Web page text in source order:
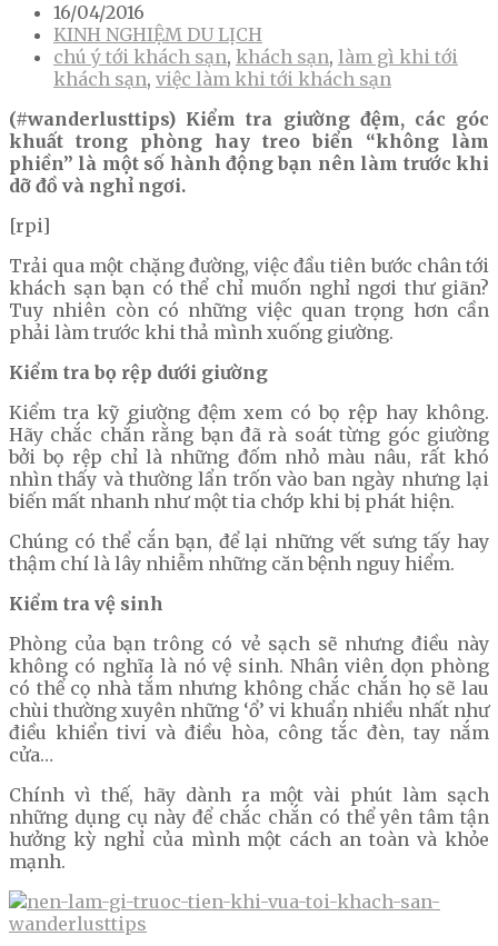
16/04/2016
KINH NGHIỆM DU LỊCH
chú ý tới khách sạn, khách sạn, làm gì khi tới
khách sạn, việc làm khi tới khách sạn
(#wanderlusttips) Kiểm tra giường đệm, các góc
khuất trong phòng hay treo biển “không làm
phiền” là một số hành động bạn nên làm trước khi
dỡ đồ và nghỉ ngơi.
[rpi]
Trải qua một chặng đường, việc đầu tiên bước chân tới
khách sạn bạn có thể chỉ muốn nghỉ ngơi thư giãn?
Tuy nhiên còn có những việc quan trọng hơn cần
phải làm trước khi thả mình xuống giường.
Kiểm tra bọ rệp dưới giường
Kiểm tra kỹ giường đệm xem có bọ rệp hay không.
Hãy chắc chắn rằng bạn đã rà soát từng góc giường
bởi bọ rệp chỉ là những đốm nhỏ màu nâu, rất khó
nhìn thấy và thường lẩn trốn vào ban ngày nhưng lại
biến mất nhanh như một tia chớp khi bị phát hiện.
Chúng có thể cắn bạn, để lại những vết sưng tấy hay
thậm chí là lây nhiễm những căn bệnh nguy hiểm.
Kiểm tra vệ sinh
Phòng của bạn trông có vẻ sạch sẽ nhưng điều này
không có nghĩa là nó vệ sinh. Nhân viên dọn phòng
có thể cọ nhà tắm nhưng không chắc chắn họ sẽ lau
chùi thường xuyên những ‘ổ’ vi khuẩn nhiều nhất như
điều khiển tivi và điều hòa, công tắc đèn, tay nắm
cửa…
Chính vì thế, hãy dành ra một vài phút làm sạch
những dụng cụ này để chắc chắn có thể yên tâm tận
hưởng kỳ nghỉ của mình một cách an toàn và khỏe
mạnh.